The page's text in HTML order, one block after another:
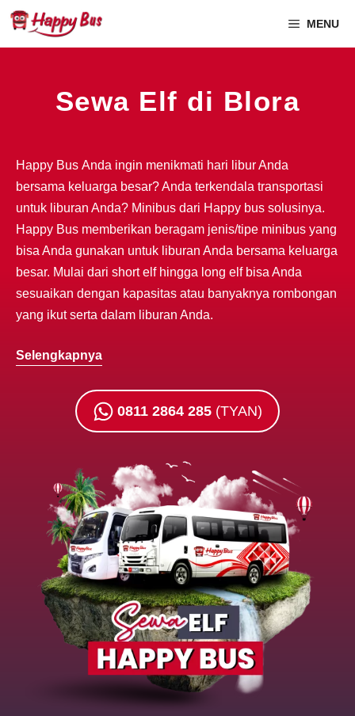
MENU
Sewa Elf di Blora
Happy Bus Anda ingin menikmati hari libur Anda
bersama keluarga besar? Anda terkendala transportasi
untuk liburan Anda? Minibus dari Happy bus solusinya.
Happy Bus memberikan beragam jenis/tipe minibus yang
bisa Anda gunakan untuk liburan Anda bersama keluarga
besar. Mulai dari short elf hingga long elf bisa Anda
sesuaikan dengan kapasitas atau banyaknya rombongan
yang ikut serta dalam liburan Anda.
Selengkapnya
0811 2864 285 (TYAN)